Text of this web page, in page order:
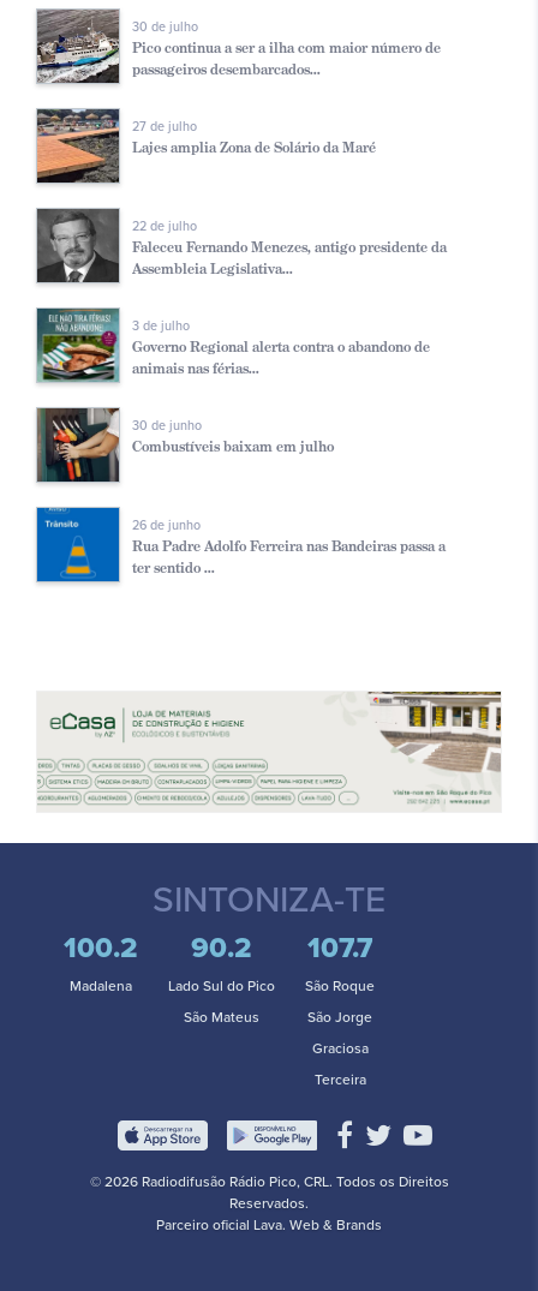
30 de julho
Pico continua a ser a ilha com maior número de
passageiros desembarcados...
27 de julho
Lajes amplia Zona de Solário da Maré
22 de julho
Faleceu Fernando Menezes, antigo presidente da
Assembleia Legislativa...
3 de julho
Governo Regional alerta contra o abandono de
animais nas férias...
30 de junho
Combustíveis baixam em julho
26 de junho
Rua Padre Adolfo Ferreira nas Bandeiras passa a
ter sentido ...
SINTONIZA-TE
100.2
Madalena
90.2
Lado Sul do Pico
São Mateus
107.7
São Roque
São Jorge
Graciosa
Terceira
© 2026 Radiodifusão Rádio Pico, CRL. Todos os Direitos
Reservados.
Parceiro oficial Lava. Web & Brands